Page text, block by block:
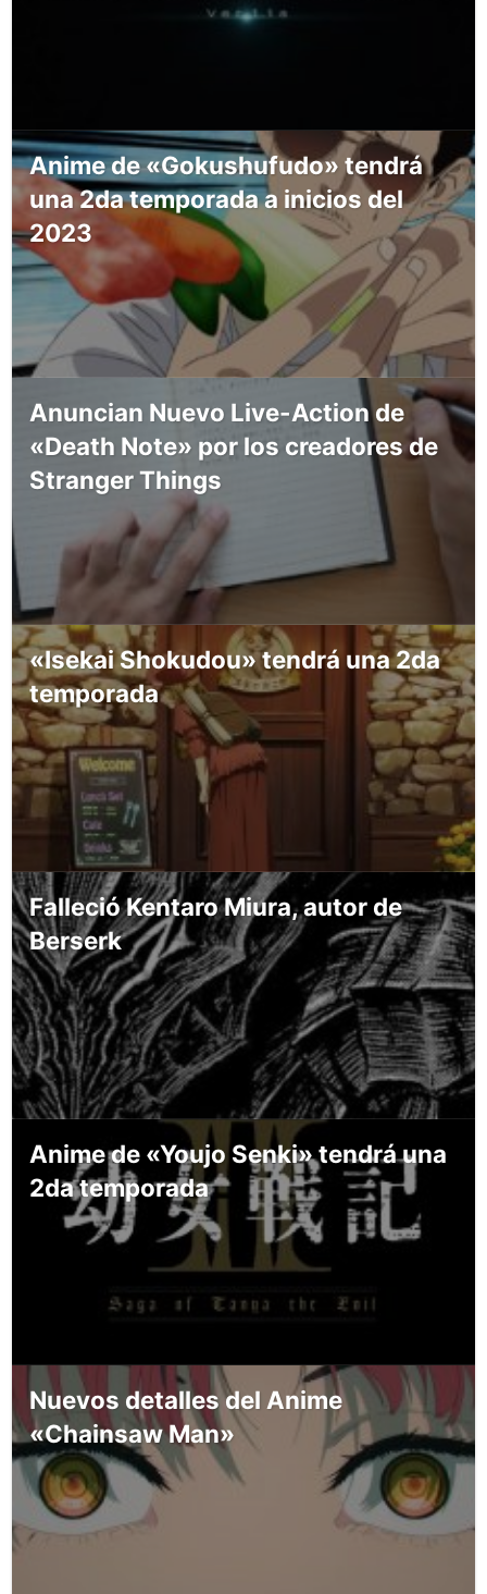
Anime de «Gokushufudo» tendrá
una 2da temporada a inicios del
2023
Anuncian Nuevo Live-Action de
«Death Note» por los creadores de
Stranger Things
«Isekai Shokudou» tendrá una 2da
temporada
Falleció Kentaro Miura, autor de
Berserk
Anime de «Youjo Senki» tendrá una
2da temporada
Nuevos detalles del Anime
«Chainsaw Man»